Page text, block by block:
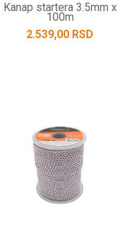
Kanap startera 3.5mm x
100m
2.539,00 RSD